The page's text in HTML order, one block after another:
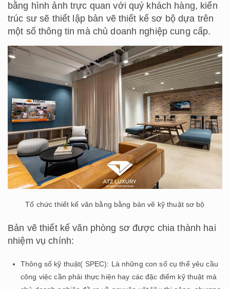
bằng hình ảnh trực quan với quý khách hàng, kiến
trúc sư sẽ thiết lập bản vẽ thiết kế sơ bộ dựa trên
một số thông tin mà chủ doanh nghiệp cung cấp.
Tổ chức thiết kế văn bằng bằng bản vẽ kỹ thuật sơ bộ
Bản vẽ thiết kế văn phòng sơ được chia thành hai
nhiệm vụ chính:
Thông số kỹ thuật( SPEC): Là những con số cụ thể yêu cầu
công việc cần phải thực hiện hay các đặc điểm kỹ thuật mà